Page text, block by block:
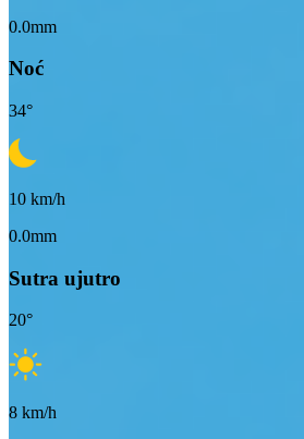
0.0mm
Noć
34°
10 km/h
0.0mm
Sutra ujutro
20°
8 km/h